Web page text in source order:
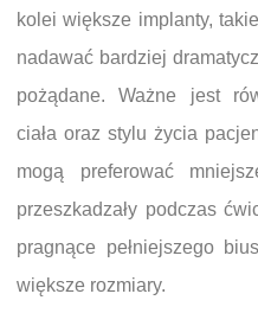
kolei większe implanty,
nadawać bardziej
pożądane. Ważne jest
ciała oraz stylu życia
mogą preferować
przeszkadzały podczas
pragnące pełniejszego
większe rozmiary.